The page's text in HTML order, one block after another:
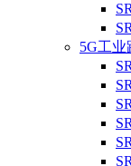
5G工业